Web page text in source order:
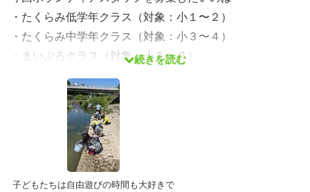
・たくらみ低学年クラス（対象：小１〜２）
・たくらみ中学年クラス（対象：小３〜４）
・まいぷろクラス（対象：小５〜６）
特に「たくらみ低学年クラス」と「まいぷろクラス」のス
タッフ体制を強化したいと考えています。
これまで活躍してくれた学生スタッフの大学卒業と「まい
ぷろクラス」の来年度からの再開講に伴い、4月から正式
続きを読む
子どもたちは自由遊びの時間も大好きで